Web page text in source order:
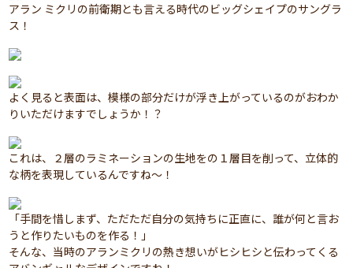
アラン ミクリの前衛期とも言える時代のビッグシェイプのサングラ
ス！
よく見ると表面は、模様の部分だけが浮き上がっているのがおわか
りいただけますでしょうか！？
これは、２層のラミネーションの生地をの１層目を削って、立体的
な柄を表現しているんですね～！
「手間を惜しまず、ただただ自分の気持ちに正直に、誰が何と言お
うと作りたいものを作る！」
そんな、当時のアランミクリの熱き想いがヒシヒシと伝わってくる